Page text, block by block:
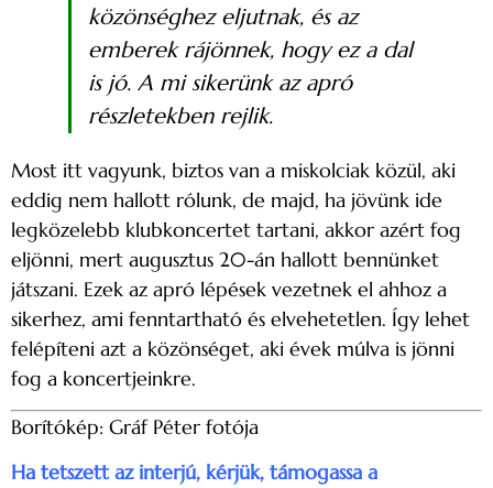
közönséghez eljutnak, és az
emberek rájönnek, hogy ez a dal
is jó. A mi sikerünk az apró
részletekben rejlik.
Most itt vagyunk, biztos van a miskolciak közül, aki
eddig nem hallott rólunk, de majd, ha jövünk ide
legközelebb klubkoncertet tartani, akkor azért fog
eljönni, mert augusztus 20-án hallott bennünket
játszani. Ezek az apró lépések vezetnek el ahhoz a
sikerhez, ami fenntartható és elvehetetlen. Így lehet
felépíteni azt a közönséget, aki évek múlva is jönni
fog a koncertjeinkre.
Borítókép: Gráf Péter fotója
Ha tetszett az interjú, kérjük, támogassa a